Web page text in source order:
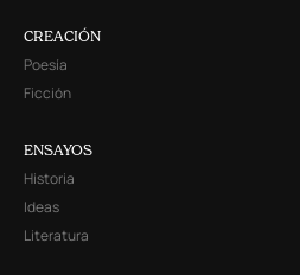
CREACIÓN
Poesía
Ficción
ENSAYOS
Historia
Ideas
Literatura